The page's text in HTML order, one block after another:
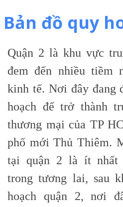
Bản đồ quy
Quận 2 là khu vực
đem đến nhiều tiềm
kinh tế. Nơi đây đang
hoạch để trở thành
thương mại của TP
phố mới Thủ Thiêm.
tại quận 2 là ít nhất
trong tương lai, sau
hoạch quận 2, nơi